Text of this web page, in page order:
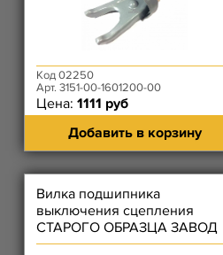
Код 02250
Арт. 3151-00-1601200-00
Цена: 1111 руб
Добавить в корзину
Вилка подшипника
выключения сцепления
СТАРОГО ОБРАЗЦА ЗАВОД
(ЗМЗ-4021 с диафрагменным